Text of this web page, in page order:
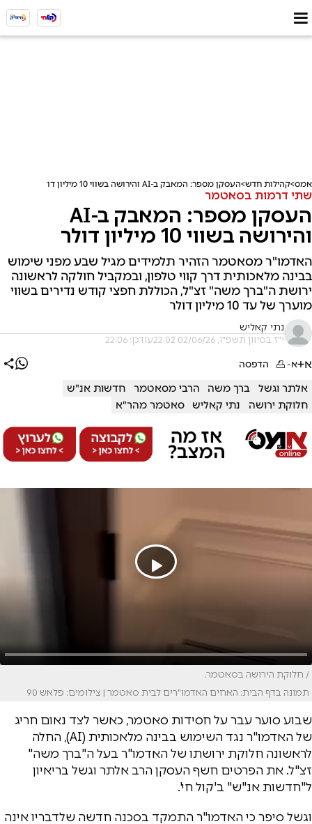
אמס קהילות חדש העסקן מספר: המאבק ב-AI והירושה בשווי 10 מיליון דולר
שתי דרמות בסאטמר
העסקן מספר: המאבק ב-AI
והירושה בשווי 10 מיליון דולר
האדמו"ר מסאטמר הזהיר תלמידים מגיל שבע מפני שימוש
בבינה מלאכותית דרך קווי טלפון, ובמקביל חולקה לראשונה
ירושת ה"ברך משה" זצ"ל, הכוללת חפצי קודש נדירים בשווי
מוערך של עד 10 מיליון דולר
נתי קאליש
י"ז בסיוון תשפ"ו, 02/06/26 22:02 עודכן: 22:06
א+א- הדפסה
אלתר וגשל ברך משה הרבי מסאטמר
חדשות אנ"ש
חלוקת ירושה
נתי קאליש סאטמר מהר"א
/ חלוקת הירושה בסאטמר.
תמונה בדף הבית: האחים האדמו"רים לבית סאטמר | צילומים: פלאש 90
שבוע סוער עבר על חסידות סאטמר, כאשר לצד נאום חריג
של האדמו"ר נגד השימוש בבינה מלאכותית (AI), החלה
לראשונה חלוקת ירושתו של האדמו"ר בעל ה"ברך משה"
זצ"ל. את הפרטים חשף העסקן הרב אלתר וגשל בריאיון
ל"חדשות אנ"ש" ב'קול חי'.
וגשל סיפר כי האדמו"ר התמקד בסכנה חדשה שלדבריו אינה